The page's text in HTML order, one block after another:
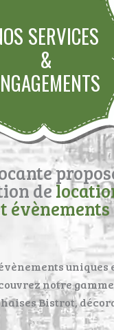
SERVICES
&
de
évènements
uniques
notre
Bistrot,